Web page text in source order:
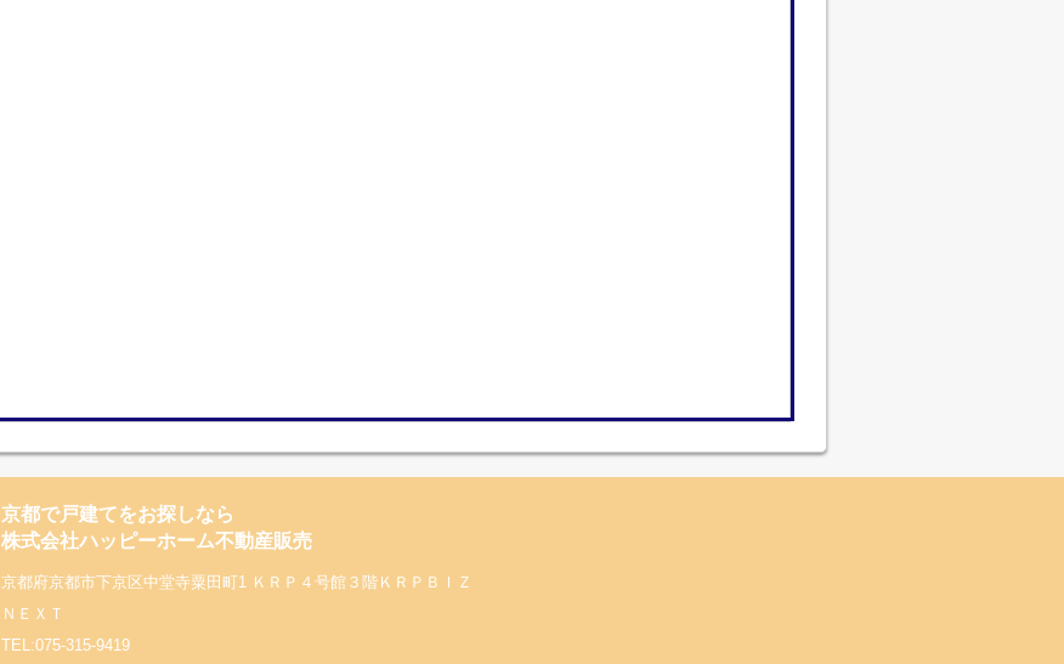
京都で戸建てをお探しなら
株式会社ハッピーホーム不動産販売
京都府京都市下京区中堂寺粟田町1 ＫＲＰ４号館３階ＫＲＰＢＩＺ
ＮＥＸＴ
TEL:075-315-9419